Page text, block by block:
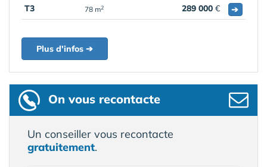
T3
78 m2 289 000 € ➔
Plus d'infos ➔
On vous recontacte
Un conseiller vous recontacte
gratuitement.